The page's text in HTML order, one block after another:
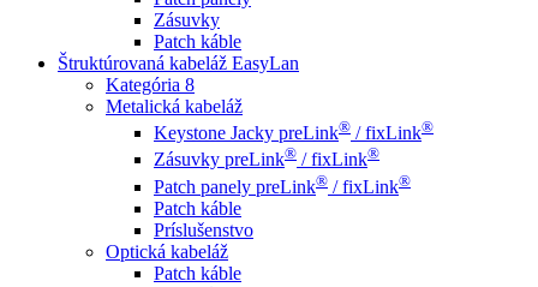
Zásuvky
Patch káble
Štruktúrovaná kabeláž EasyLan
Kategória 8
Metalická kabeláž
Keystone Jacky preLink® / fixLink®
Zásuvky preLink® / fixLink®
Patch panely preLink® / fixLink®
Patch káble
Príslušenstvo
Optická kabeláž
Patch káble